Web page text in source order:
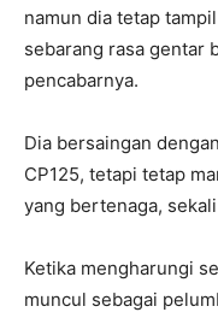
namun dia tetap
sebarang rasa gentar
pencabarnya.
Dia bersaingan
CP125, tetapi tetap
yang bertenaga,
Ketika mengharungi
muncul sebagai